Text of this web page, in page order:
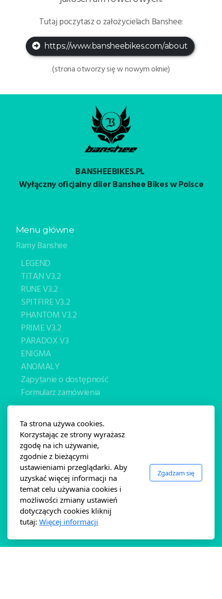
Tutaj poczytasz o założycielach Banshee:
https://www.bansheebikes.com/about
(strona otworzy się w nowym oknie)
BANSHEEBIKES.PL
Wyłączny oficjalny diler Banshee Bikes w Polsce
Menu główne
Ramy Banshee
LEGEND
TITAN V3.2
RUNE V3.2
SPITFIRE V3.2
PHANTOM V3.2
PRIME V3.2
PARADOX V3
ENIGMA
ANOMALY
Zapytanie o dostępność
Formularz zamówienia
O NAS
Pozostałe informacje
Wybór dropoutów
Regulamin i wymiana/zwroty
Gwarancja Banshee
Polityka Prywatności
Instrukcje obsługi
Ta strona używa cookies.
Korzystając ze strony wyrażasz
zgodę na ich używanie,
zgodnie z bieżącymi
ustawieniami przeglądarki. Aby
uzyskać więcej informacji na
temat celu używania cookies i
możliwości zmiany ustawień
dotyczących cookies kliknij
tutaj: Więcej informacji
Zgadzam się